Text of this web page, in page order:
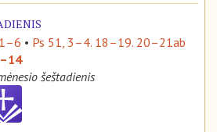
• Ps 51, 3–4. 18–19. 20–21ab
šeštadienis